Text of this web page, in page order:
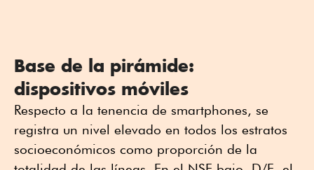
Base de la pirámide:
dispositivos móviles
Respecto a la tenencia de smartphones, se
registra un nivel elevado en todos los estratos
socioeconómicos como proporción de la